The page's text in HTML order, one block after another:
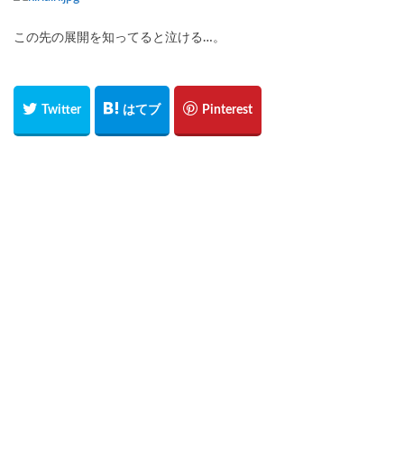
この先の展開を知ってると泣ける…。